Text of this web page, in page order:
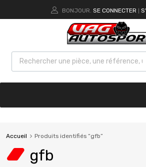
BONJOUR. SE CONNECTER
Accueil Produits identifiés “gfb”
gfb